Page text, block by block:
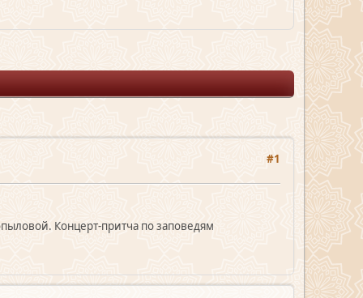
#1
Концерт-притча по заповедям